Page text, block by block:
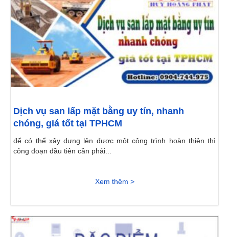
9 https://suachuanhaotaitphcm.com/chuyen-nhan-son-cua-
sat.html 10...
Dịch vụ san lấp mặt bằng uy tín, nhanh
chóng, giá tốt tại TPHCM
để có thể xây dựng lên được một công trình hoàn thiện thì
công đoạn đầu tiên cần phải...
Xem thêm >